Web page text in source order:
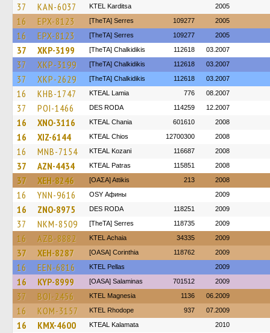
37 KAN-6037 ΚΤΕL Karditsa 2005
16 EPX-8123 [TheTA] Serres 109277 2005
16 EPX-8123 [TheTA] Serres 109277 2005
37 XKP-3199 [TheTA] Chalkidikis 112618 03.2007
37 XKP-3199 [TheTA] Chalkidikis 112618 03.2007
37 XKP-2629 [TheTA] Chalkidikis 112618 03.2007
16 KHB-1747 KTEAL Lamia 776 08.2007
37 POI-1466 DES RODA 114259 12.2007
16 XNO-3116 KTEAL Chania 601610 2008
16 XIZ-6144 KTEAL Chios 12700300 2008
16 MNB-7154 KTEAL Kozani 116687 2008
37 AZN-4434 KTEAL Patras 115851 2008
37 XEH-8246 [ΟΑΣΑ] Αttikis 213 2008
16 YNN-9616 OSY Афины 2009
16 ZNO-8975 DES RODA 118251 2009
37 NKM-8509 [TheTA] Serres 118735 2009
16 AZB-8882 KTEL Achaia 34335 2009
37 XEH-8287 [OASA] Corinthia 118762 2009
16 EEN-6816 KTEL Pellas 2009
16 KYP-8999 [OASA] Salaminas 701512 2009
37 BOI-2456 ΚΤΕL Magnesia 1136 06.2009
16 KOM-3157 KTEL Rhodope 937 07.2009
16 KMX-4600 KTEAL Kalamata 2010